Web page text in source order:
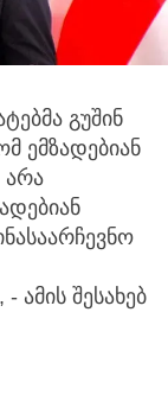
გუშინ
ემზადებიან
არა
ამის შესახებ